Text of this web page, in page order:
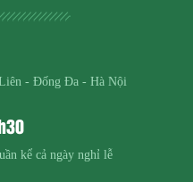
- Đống Đa - Hà Nội
kể cả ngày nghỉ lễ